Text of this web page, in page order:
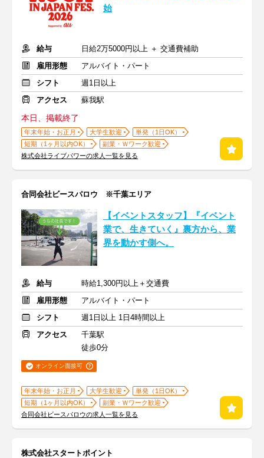
始
給与
日給2万5000円以上 ＋ 交通費補助
雇用形態
アルバイト・パート
シフト
週1日以上
アクセス
蘇我駅
本日、掲載終了
年末年始・お正月 大学生歓迎
単発（1日OK）
短期（1ヶ月以内OK）
副業・Ｗワーク歓迎
株式会社ライブパワーの求人一覧を見る
合同会社ビースパロウ ※千葉エリア
【イベントスタッフ】『イベント
業で、生きていく』裏方から、業
界を動かす側へ。
給与
時給1,300円以上＋交通費
雇用形態
アルバイト・パート
シフト
週1日以上 1日4時間以上
アクセス
千葉駅
徒歩0分
オンライン面接可
年末年始・お正月 大学生歓迎
単発（1日OK）
短期（1ヶ月以内OK）
副業・Ｗワーク歓迎
合同会社ビースパロウの求人一覧を見る
株式会社スタートポイント